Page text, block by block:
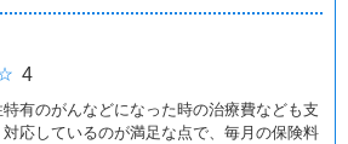
4
有のがんなどになった時の治療費なども支
応しているのが満足な点で、毎月の保険料